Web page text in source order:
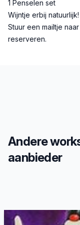
1 Penselen set
Wijntje erbij natuurlijk!
Stuur een mailtje
reserveren.
Andere
aanbieder